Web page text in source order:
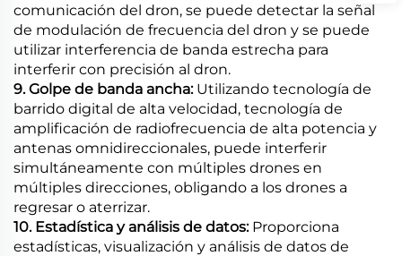
comunicación del dron, se puede detectar la señal
de modulación de frecuencia del dron y se puede
utilizar interferencia de banda estrecha para
interferir con precisión al dron.
9. Golpe de banda ancha: Utilizando tecnología de
barrido digital de alta velocidad, tecnología de
amplificación de radiofrecuencia de alta potencia y
antenas omnidireccionales, puede interferir
simultáneamente con múltiples drones en
múltiples direcciones, obligando a los drones a
regresar o aterrizar.
10. Estadística y análisis de datos: Proporciona
estadísticas, visualización y análisis de datos de